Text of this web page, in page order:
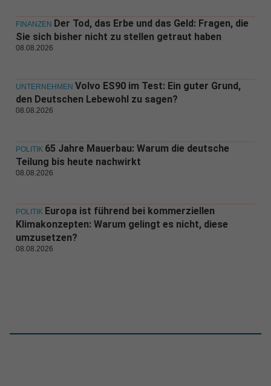
FINANZEN Der Tod, das Erbe und das Geld: Fragen, die
Sie sich bisher nicht zu stellen getraut haben
08.08.2026
UNTERNEHMEN Volvo ES90 im Test: Ein guter Grund,
den Deutschen Lebewohl zu sagen?
08.08.2026
POLITIK 65 Jahre Mauerbau: Warum die deutsche
Teilung bis heute nachwirkt
08.08.2026
POLITIK Europa ist führend bei kommerziellen
Klimakonzepten: Warum gelingt es nicht, diese
umzusetzen?
08.08.2026